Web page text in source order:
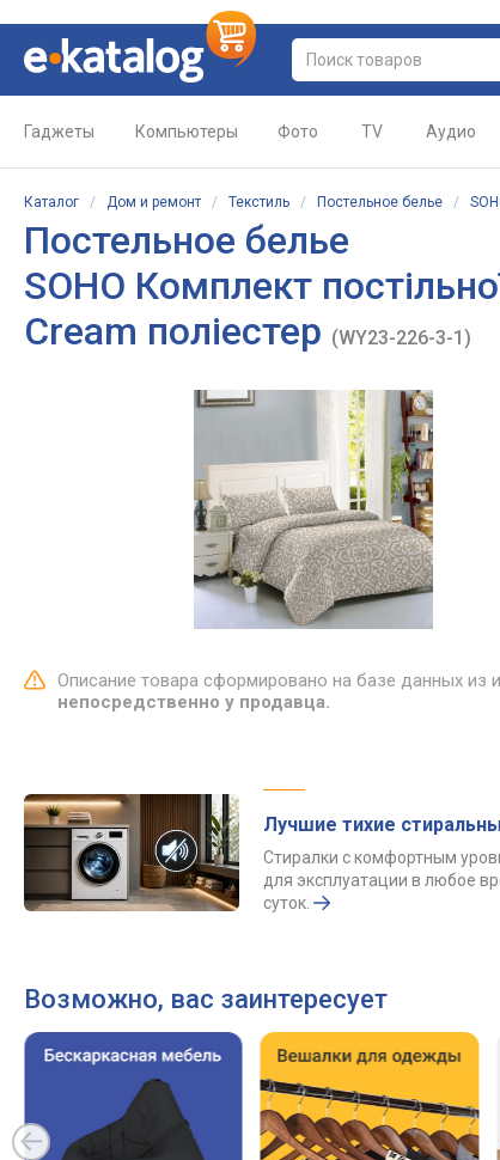
Гаджеты Компьютеры Фото TV Аудио
Каталог / Дом и ремонт / Текстиль / Постельное белье /
Постельное белье
SOHO Комплект
Cream поліестер (WY23-226-3-1)
Описание товара сформировано на базе данных из
непосредственно у продавца.
Лучшие тихие
Стиралки с комфортным
для эксплуатации в любое
суток.
Возможно, вас заинтересует